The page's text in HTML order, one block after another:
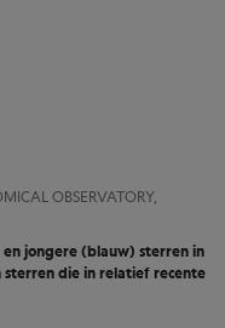
OBSERVATORY,
jongere (blauw) sterren in
die in relatief recente